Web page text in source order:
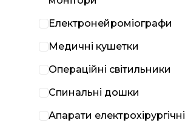
Електронейроміографи
Медичні кушетки
Операційні світильники
Спинальні дошки
Апарати електрохірургічні